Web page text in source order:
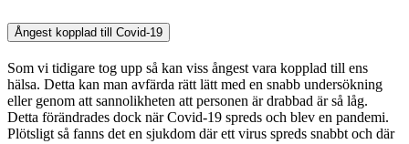
Ångest kopplad till Covid-19
Som vi tidigare tog upp så kan viss ångest vara kopplad till ens
hälsa. Detta kan man avfärda rätt lätt med en snabb undersökning
eller genom att sannolikheten att personen är drabbad är så låg.
Detta förändrades dock när Covid-19 spreds och blev en pandemi.
Plötsligt så fanns det en sjukdom där ett virus spreds snabbt och där